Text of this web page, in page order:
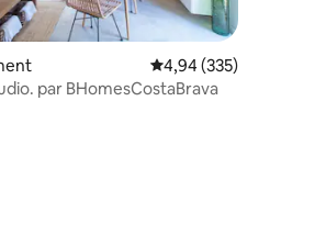
base de 197 commentaires : 4,97 sur 5
Évaluation moyenne
4,94 (335)
par BHomesCostaBrava